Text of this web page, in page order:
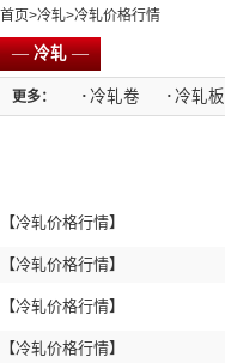
首页>冷轧>冷轧价格行情
—冷轧—
更多： · 冷轧卷 · 冷轧板
【冷轧价格行情】
【冷轧价格行情】
【冷轧价格行情】
【冷轧价格行情】